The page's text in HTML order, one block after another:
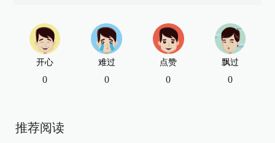
开心
0
难过
0
点赞
0
飘过
0
推荐阅读